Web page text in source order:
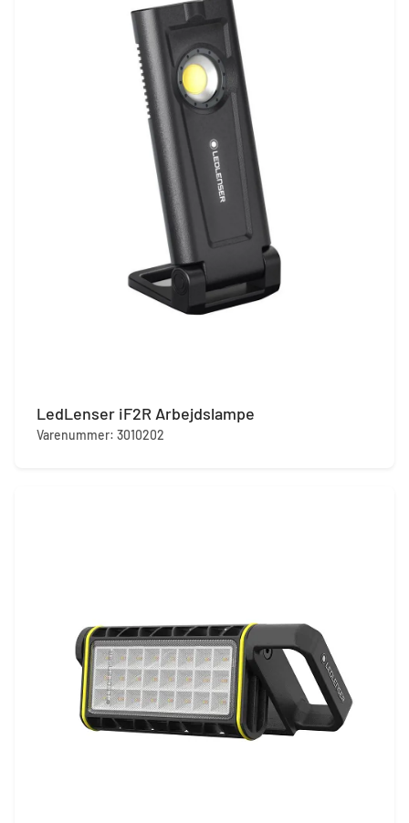
LedLenser iF2R Arbejdslampe
Varenummer: 3010202